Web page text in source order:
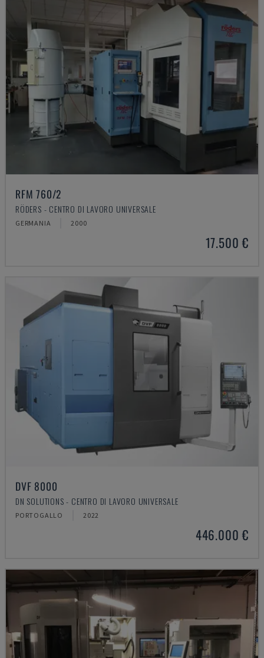
RFM 760/2
RÖDERS - CENTRO DI LAVORO UNIVERSALE
GERMANIA 2000
17.500 €
DVF 8000
DN SOLUTIONS - CENTRO DI LAVORO UNIVERSALE
PORTOGALLO 2022
446.000 €